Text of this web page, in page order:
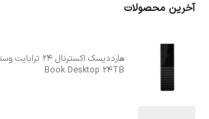
آخرین محصولات
Book Desktop 24TB